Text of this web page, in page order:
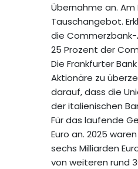
Übernahme an.
Tauschangebot.
die Commerzbank-
25 Prozent der
Die Frankfurter
Aktionäre zu
darauf, dass die
der italienischen
Für das laufende
Euro an. 2025
sechs Milliarden
von weiteren rund